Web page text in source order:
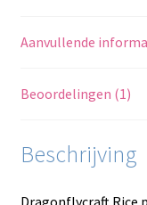
Aanvullende
Beoordelingen (1)
Beschrijving